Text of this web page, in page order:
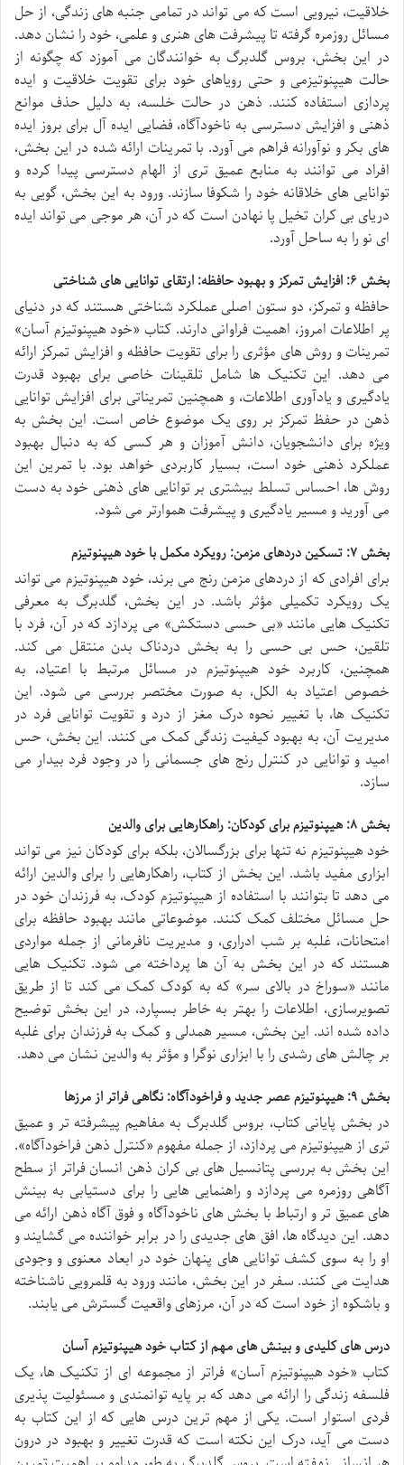
خلاقیت، نیرویی است که می تواند در تمامی جنبه های زندگی، از حل
مسائل روزمره گرفته تا پیشرفت های هنری و علمی، خود را نشان دهد.
در این بخش، بروس گلدبرگ به خوانندگان می آموزد که چگونه از
حالت هیپنوتیزمی و حتی رویاهای خود برای تقویت خلاقیت و ایده
پردازی استفاده کنند. ذهن در حالت خلسه، به دلیل حذف موانع
ذهنی و افزایش دسترسی به ناخودآگاه، فضایی ایده آل برای بروز ایده
های بکر و نوآورانه فراهم می آورد. با تمرینات ارائه شده در این بخش،
افراد می توانند به منابع عمیق تری از الهام دسترسی پیدا کرده و
توانایی های خلاقانه خود را شکوفا سازند. ورود به این بخش، گویی به
دریای بی کران تخیل پا نهادن است که در آن، هر موجی می تواند ایده
ای نو را به ساحل آورد.
بخش ۶: افزایش تمرکز و بهبود حافظه: ارتقای توانایی های شناختی
حافظه و تمرکز، دو ستون اصلی عملکرد شناختی هستند که در دنیای
پر اطلاعات امروز، اهمیت فراوانی دارند. کتاب «خود هیپنوتیزم آسان»
تمرینات و روش های مؤثری را برای تقویت حافظه و افزایش تمرکز ارائه
می دهد. این تکنیک ها شامل تلقینات خاصی برای بهبود قدرت
یادگیری و یادآوری اطلاعات، و همچنین تمریناتی برای افزایش توانایی
ذهن در حفظ تمرکز بر روی یک موضوع خاص است. این بخش به
ویژه برای دانشجویان، دانش آموزان و هر کسی که به دنبال بهبود
عملکرد ذهنی خود است، بسیار کاربردی خواهد بود. با تمرین این
روش ها، احساس تسلط بیشتری بر توانایی های ذهنی خود به دست
می آورید و مسیر یادگیری و پیشرفت هموارتر می شود.
بخش ۷: تسکین دردهای مزمن: رویکرد مکمل با خود هیپنوتیزم
برای افرادی که از دردهای مزمن رنج می برند، خود هیپنوتیزم می تواند
یک رویکرد تکمیلی مؤثر باشد. در این بخش، گلدبرگ به معرفی
تکنیک هایی مانند «بی حسی دستکش» می پردازد که در آن، فرد با
تلقین، حس بی حسی را به بخش دردناک بدن منتقل می کند.
همچنین، کاربرد خود هیپنوتیزم در مسائل مرتبط با اعتیاد، به
خصوص اعتیاد به الکل، به صورت مختصر بررسی می شود. این
تکنیک ها، با تغییر نحوه درک مغز از درد و تقویت توانایی فرد در
مدیریت آن، به بهبود کیفیت زندگی کمک می کنند. این بخش، حس
امید و توانایی در کنترل رنج های جسمانی را در وجود فرد بیدار می
سازد.
بخش ۸: هیپنوتیزم برای کودکان: راهکارهایی برای والدین
خود هیپنوتیزم نه تنها برای بزرگسالان، بلکه برای کودکان نیز می تواند
ابزاری مفید باشد. این بخش از کتاب، راهکارهایی را برای والدین ارائه
می دهد تا بتوانند با استفاده از هیپنوتیزم کودک، به فرزندان خود در
حل مسائل مختلف کمک کنند. موضوعاتی مانند بهبود حافظه برای
امتحانات، غلبه بر شب ادراری، و مدیریت نافرمانی از جمله مواردی
هستند که در این بخش به آن ها پرداخته می شود. تکنیک هایی
مانند «سوراخ در بالای سر» که به کودک کمک می کند تا از طریق
تصویرسازی، اطلاعات را بهتر به خاطر بسپارد، در این بخش توضیح
داده شده اند. این بخش، مسیر همدلی و کمک به فرزندان برای غلبه
بر چالش های رشدی را با ابزاری نوگرا و مؤثر به والدین نشان می دهد.
بخش ۹: هیپنوتیزم عصر جدید و فراخودآگاه: نگاهی فراتر از مرزها
در بخش پایانی کتاب، بروس گلدبرگ به مفاهیم پیشرفته تر و عمیق
تری از هیپنوتیزم می پردازد، از جمله مفهوم «کنترل ذهن فراخودآگاه».
این بخش به بررسی پتانسیل های بی کران ذهن انسان فراتر از سطح
آگاهی روزمره می پردازد و راهنمایی هایی را برای دستیابی به بینش
های عمیق تر و ارتباط با بخش های ناخودآگاه و فوق آگاه ذهن ارائه می
دهد. این دیدگاه ها، افق های جدیدی را در برابر خواننده می گشایند و
او را به سوی کشف توانایی های پنهان خود در ابعاد معنوی و وجودی
هدایت می کنند. سفر در این بخش، مانند ورود به قلمرویی ناشناخته
و باشکوه از خود است که در آن، مرزهای واقعیت گسترش می یابند.
درس های کلیدی و بینش های مهم از کتاب خود هیپنوتیزم آسان
کتاب «خود هیپنوتیزم آسان» فراتر از مجموعه ای از تکنیک ها، یک
فلسفه زندگی را ارائه می دهد که بر پایه توانمندی و مسئولیت پذیری
فردی استوار است. یکی از مهم ترین درس هایی که از این کتاب به
دست می آید، درک این نکته است که قدرت تغییر و بهبود در درون